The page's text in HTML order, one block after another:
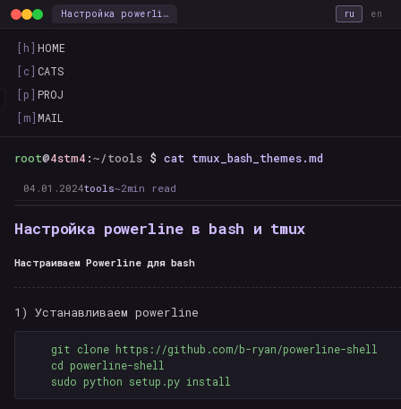
Настройка powerline в bash и tmux — this_is_the_way ru en
[h] HOME
[c] CATS
[p] PROJ
[m] MAIL
root@4stm4 :~/tools $ cat tmux_bash_themes.md
04.01.2024tools~2min read
Настройка powerline в bash и tmux
Настраиваем Powerline для bash
1) Устанавливаем powerline
    git clone https://github.com/b-ryan/powerline-shell
    cd powerline-shell